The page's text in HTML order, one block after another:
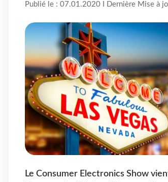
Publié le : 07.01.2020 I Dernière Mise à
Le Consumer Electronics Show